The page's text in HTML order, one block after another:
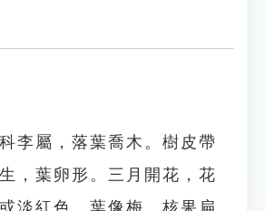
李屬，落葉喬木。樹皮帶
，葉卵形。三月開花，花
淡紅色、葉像梅。核果扁